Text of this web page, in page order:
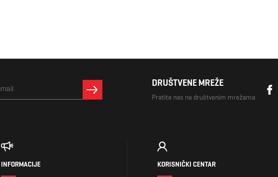
DRUŠTVENE MREŽE
Pratite nas na društvenim mrežama
INFORMACIJE KORISNIČKI CENTAR